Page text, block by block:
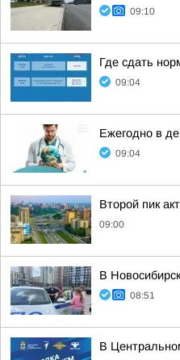
09:10
Где сдать
09:04
Ежегодно в
09:04
Второй пик
09:00
В
08:51
В